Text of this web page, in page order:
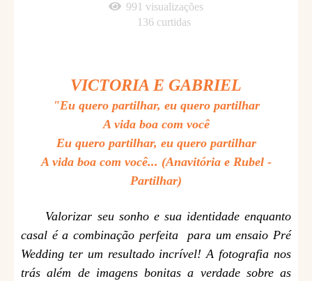
991 visualizações
136 curtidas
VICTORIA E GABRIEL
"Eu quero partilhar, eu quero partilhar
A vida boa com você
Eu quero partilhar, eu quero partilhar
A vida boa com você... (Anavitória e Rubel -
Partilhar)
Valorizar seu sonho e sua identidade enquanto
casal é a combinação perfeita para um ensaio Pré
Wedding ter um resultado incrível! A fotografia nos
trás além de imagens bonitas a verdade sobre as